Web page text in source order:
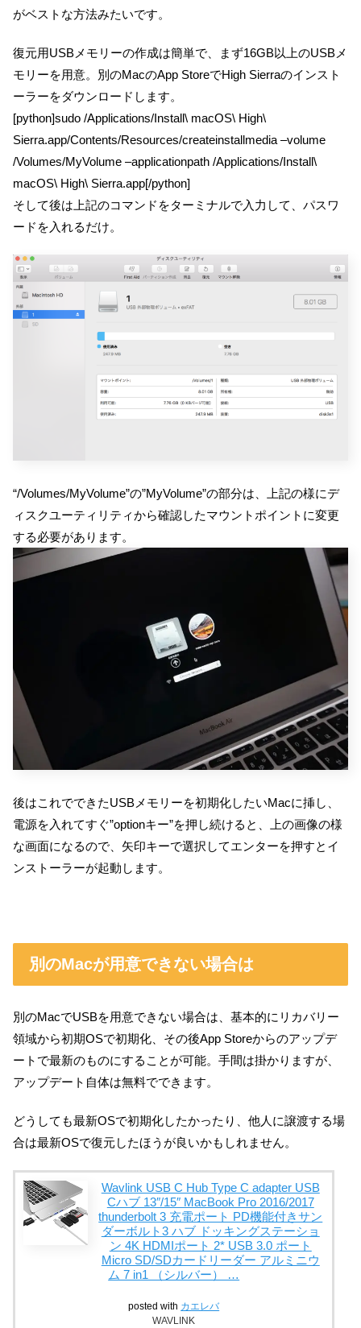
がベストな方法みたいです。
復元用USBメモリーの作成は簡単で、まず16GB以上のUSBメ
モリーを用意。別のMacのApp StoreでHigh Sierraのインスト
ーラーをダウンロードします。
[python]sudo /Applications/Install\ macOS\ High\
Sierra.app/Contents/Resources/createinstallmedia –volume
/Volumes/MyVolume –applicationpath /Applications/Install\
macOS\ High\ Sierra.app[/python]
そして後は上記のコマンドをターミナルで入力して、パスワ
ードを入れるだけ。
“/Volumes/MyVolume”の”MyVolume”の部分は、上記の様にデ
ィスクユーティリティから確認したマウントポイントに変更
する必要があります。
後はこれでできたUSBメモリーを初期化したいMacに挿し、
電源を入れてすぐ”optionキー”を押し続けると、上の画像の様
な画面になるので、矢印キーで選択してエンターを押すとイ
ンストーラーが起動します。
別のMacが用意できない場合は
別のMacでUSBを用意できない場合は、基本的にリカバリー
領域から初期OSで初期化、その後App Storeからのアップデ
ートで最新のものにすることが可能。手間は掛かりますが、
アップデート自体は無料でできます。
どうしても最新OSで初期化したかったり、他人に譲渡する場
合は最新OSで復元したほうが良いかもしれません。
Wavlink USB C Hub Type C adapter USB
Cハブ 13″/15″ MacBook Pro 2016/2017
thunderbolt 3 充電ポート PD機能付きサン
ダーボルト3 ハブ ドッキングステーショ
ン 4K HDMIポート 2* USB 3.0 ポート
Micro SD/SDカードリーダー アルミニウ
ム 7 in1 （シルバー） …
posted with カエレバ
WAVLINK